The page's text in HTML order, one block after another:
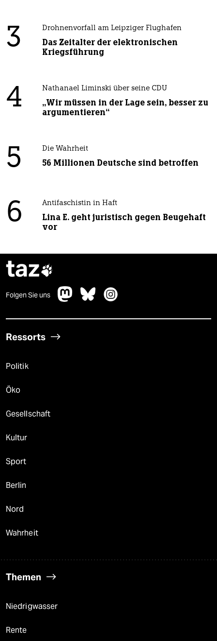
3 Drohnenvorfall am Leipziger Flughafen
Das Zeitalter der elektronischen
Kriegsführung
4 Nathanael Liminski über seine CDU
„Wir müssen in der Lage sein, besser zu
argumentieren“
5 Die Wahrheit
56 Millionen Deutsche sind betroffen
6 Antifaschistin in Haft
Lina E. geht juristisch gegen Beugehaft
vor
taz
Folgen Sie uns
Ressorts
Politik
Öko
Gesellschaft
Kultur
Sport
Berlin
Nord
Wahrheit
Themen
Niedrigwasser
Rente